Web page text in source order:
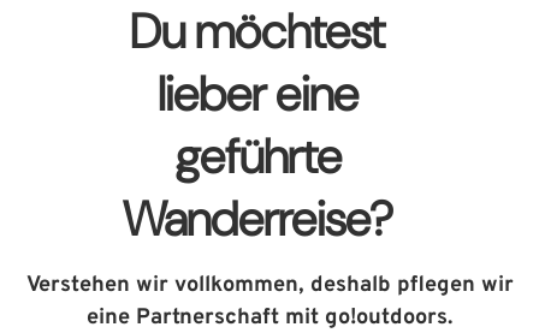
Du möchtest
lieber eine
geführte
Wanderreise?
Verstehen wir vollkommen, deshalb pflegen wir
eine Partnerschaft mit go!outdoors.